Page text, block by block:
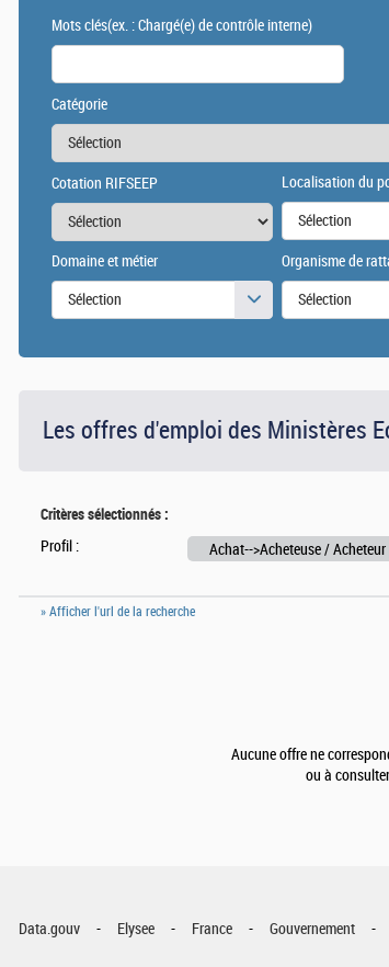
Mots clés(ex. : Chargé(e) de contrôle interne)
Catégorie
Cotation RIFSEEP Localisation du
Sélection
Domaine et métier
Sélection
Organisme de
Sélection
Les offres d'emploi des Ministères
Critères sélectionnés :
Profil : Achat-->Acheteuse /
» Afficher l'url de la recherche
Aucune offre ne
ou à
Data.gouv Elysee France Gouvernement